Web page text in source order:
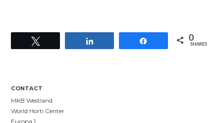
0
SHARES
CONTACT
MKB Westland
World Horti Center
Europa 1